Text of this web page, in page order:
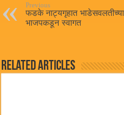
pp
Previous
फडके नाट्यगृहात भाडेसवलतीच्या
भाजपकडून स्वागत
Related Articles